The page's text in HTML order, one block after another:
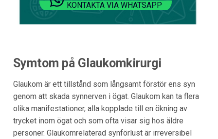
KONTAKTA VIA WHATSAPP
Symtom på Glaukomkirurgi
Glaukom är ett tillstånd som långsamt förstör ens syn
genom att skada synnerven i ögat. Glaukom kan ta flera
olika manifestationer, alla kopplade till en ökning av
trycket inom ögat och som ofta visar sig hos äldre
personer. Glaukomrelaterad synförlust är irreversibel